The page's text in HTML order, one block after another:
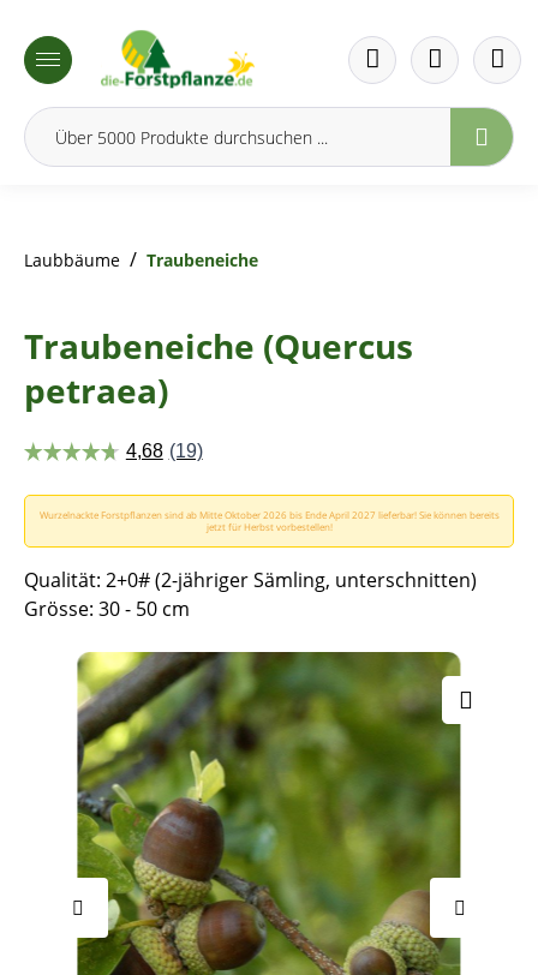
springen
Laubbäume / Traubeneiche
Traubeneiche (Quercus
petraea)
Wurzelnackte Forstpflanzen sind ab Mitte Oktober 2026 bis Ende April 2027 lieferbar! Sie können bereits
jetzt für Herbst vorbestellen!
Qualität: 2+0# (2-jähriger Sämling, unterschnitten)
Grösse: 30 - 50 cm